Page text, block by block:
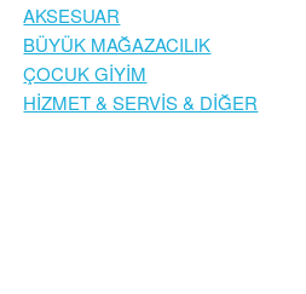
AKSESUAR
BÜYÜK MAĞAZACILIK
ÇOCUK GİYİM
HİZMET & SERVİS & DİĞER